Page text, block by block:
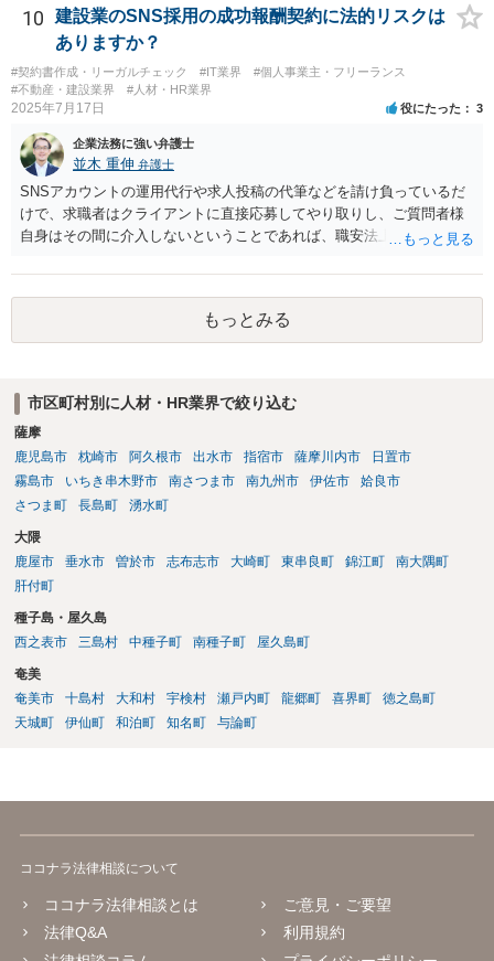
するようなものなので、望ましいかどうかは検討が必要です。
10
建設業のSNS採用の成功報酬契約に法的リスクは
ありますか？
#契約書作成・リーガルチェック #IT業界
#個人事業主・フリーランス
#不動産・建設業界
#人材・HR業界
2025年7月17日 役にたった 3
企業法務に強い弁護士
並木 重伸 弁護士
SNSアカウントの運用代行や求人投稿の代筆などを請け負っているだ
けで、求職者はクライアントに直接応募してやり取りし、ご質問者様
自身はその間に介入しないということであれば、職安法上の「募集情
られます。 求職者の情報を収集する場合は「特定募集情報等提供事
業」に該当して届出が必要になりますが、ご質問内容を見る限りそれ
にも該当しないと思われます。もっとみる
市区町村別に人材・HR業界で絞り込む
薩摩
鹿児島市
枕崎市 阿久根市 出水市 指宿市 薩摩川内市
日置市
霧島市
いちき串木野市 南さつま市 南九州市 伊佐市
姶良市
さつま町
長島町 湧水町
大隈
鹿屋市
垂水市 曽於市 志布志市 大崎町 東串良町 錦江町
南大隅町
肝付町
種子島・屋久島
西之表市
三島村 中種子町 南種子町 屋久島町
奄美
奄美市
十島村 大和村 宇検村 瀬戸内町 龍郷町 喜界町
徳之島町
天城町
伊仙町 和泊町 知名町 与論町
ココナラ法律相談について
ココナラ法律相談とは
法律Q&A
ご意見・ご要望
利用規約